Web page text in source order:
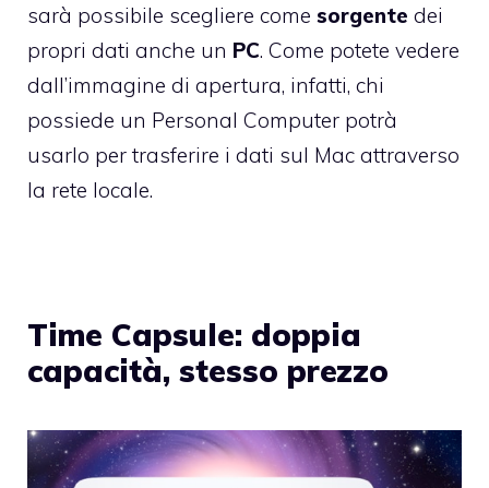
sarà possibile scegliere come sorgente dei
propri dati anche un PC. Come potete vedere
dall’immagine di apertura, infatti, chi
possiede un Personal Computer potrà
usarlo per trasferire i dati sul Mac attraverso
la rete locale.
Time Capsule: doppia
capacità, stesso prezzo